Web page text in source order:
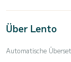
Über Lento
Automatische